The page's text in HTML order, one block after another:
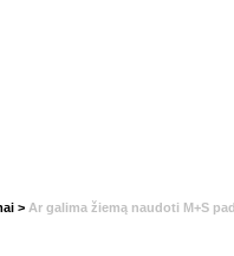
> Ar galima žiemą naudoti M+S